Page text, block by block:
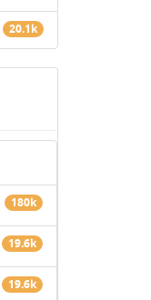
20.1k
180k
19.6k
19.6k